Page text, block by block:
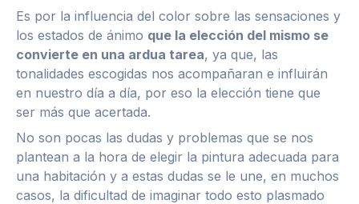
Es por la influencia del color sobre las sensaciones y
los estados de ánimo que la elección del mismo se
convierte en una ardua tarea, ya que, las
tonalidades escogidas nos acompañaran e influirán
en nuestro día a día, por eso la elección tiene que
ser más que acertada.
No son pocas las dudas y problemas que se nos
plantean a la hora de elegir la pintura adecuada para
una habitación y a estas dudas se le une, en muchos
casos, la dificultad de imaginar todo esto plasmado